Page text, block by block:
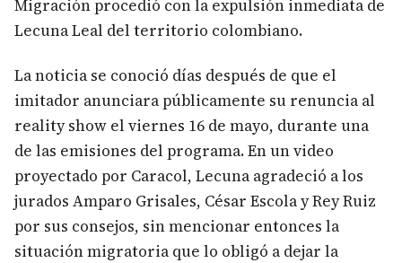
Migración procedió con la expulsión inmediata de
Lecuna Leal del territorio colombiano.
La noticia se conoció días después de que el
imitador anunciara públicamente su renuncia al
reality show el viernes 16 de mayo, durante una
de las emisiones del programa. En un video
proyectado por Caracol, Lecuna agradeció a los
jurados Amparo Grisales, César Escola y Rey Ruiz
por sus consejos, sin mencionar entonces la
situación migratoria que lo obligó a dejar la